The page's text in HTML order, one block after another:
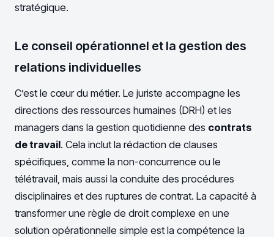
stratégique.
Le conseil opérationnel et la gestion des
relations individuelles
C’est le cœur du métier. Le juriste accompagne les
directions des ressources humaines (DRH) et les
managers dans la gestion quotidienne des contrats
de travail. Cela inclut la rédaction de clauses
spécifiques, comme la non-concurrence ou le
télétravail, mais aussi la conduite des procédures
disciplinaires et des ruptures de contrat. La capacité à
transformer une règle de droit complexe en une
solution opérationnelle simple est la compétence la